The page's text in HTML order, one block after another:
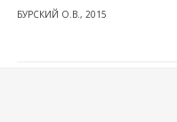
БУРСКИЙ О.В., 2015